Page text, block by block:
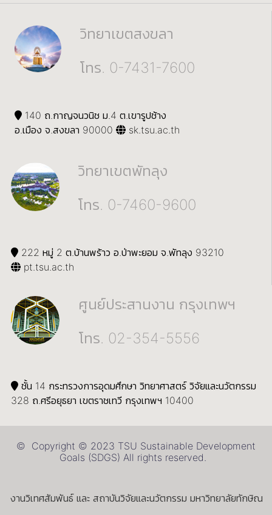
วิทยาเขตสงขลา
โทร. 0-7431-7600
140 ถ.กาญจนวนิช ม.4 ต.เขารูปช้าง
อ.เมือง จ.สงขลา 90000
sk.tsu.ac.th
วิทยาเขตพัทลุง
โทร. 0-7460-9600
222 หมู่ 2 ต.บ้านพร้าว อ.ป่าพะยอม จ.พัทลุง 93210
pt.tsu.ac.th
ศูนย์ประสานงาน กรุงเทพฯ
โทร. 02-354-5556
ชั้น 14 กระทรวงการอุดมศึกษา วิทยาศาสตร์ วิจัยและนวัตกรรม
328 ถ.ศรีอยุธยา เขตราชเทวี กรุงเทพฯ 10400
© Copyright © 2023 TSU Sustainable Development
Goals (SDGS) All rights reserved.
งานวิเทศสัมพันธ์ และ สถาบันวิจัยและนวัตกรรม มหาวิทยาลัยทักษิณ